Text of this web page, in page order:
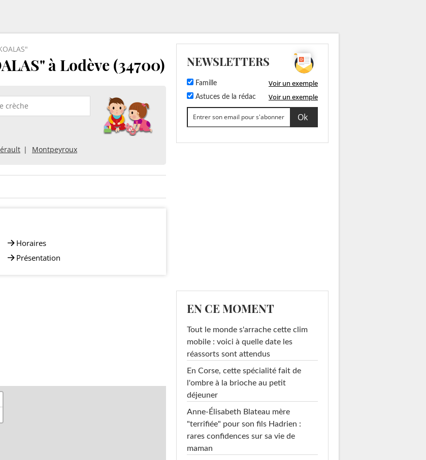
à Lodève (34700)
Montpeyroux
Horaires
Présentation
NEWSLETTERS
Famille Voir un exemple
Astuces de la rédac Voir un exemple
EN CE MOMENT
Tout le monde s'arrache cette clim
mobile : voici à quelle date les
réassorts sont attendus
En Corse, cette spécialité fait de
l'ombre à la brioche au petit
déjeuner
Anne-Élisabeth Blateau mère
"terrifiée" pour son fils Hadrien :
rares confidences sur sa vie de
maman